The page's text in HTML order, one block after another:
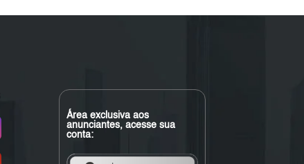
Área exclusiva aos
anunciantes, acesse sua
conta: